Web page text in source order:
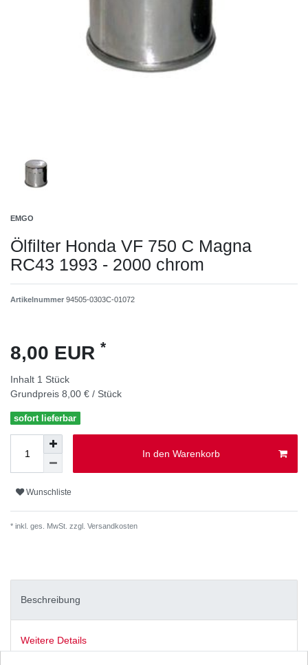
EMGO
Ölfilter Honda VF 750 C Magna
RC43 1993 - 2000 chrom
Artikelnummer 94505-0303C-01072
8,00 EUR *
Inhalt 1 Stück
Grundpreis 8,00 € / Stück
sofort lieferbar
In den Warenkorb
Wunschliste
* inkl. ges. MwSt. zzgl. Versandkosten
Beschreibung
Weitere Details